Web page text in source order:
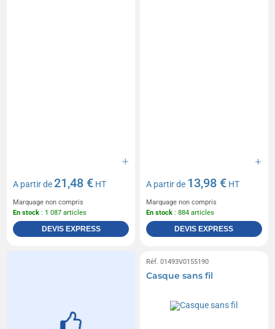
A partir de21,48 € HT
Marquage non compris
En stock : 1 087 articles
DEVIS EXPRESS
A partir de 13,98 € HT
Marquage non compris
En stock : 884 articles
DEVIS EXPRESS
Réf. 01493V0155190
Casque sans fil